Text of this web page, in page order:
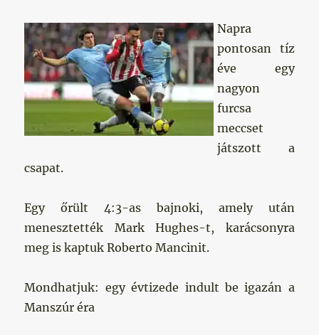
Napra
pontosan tíz
éve egy
nagyon
furcsa
meccset
játszott a
csapat.
Egy őrült 4:3-as bajnoki, amely után
menesztették Mark Hughes-t, karácsonyra
meg is kaptuk Roberto Mancinit.
Mondhatjuk: egy évtizede indult be igazán a
Manszúr éra